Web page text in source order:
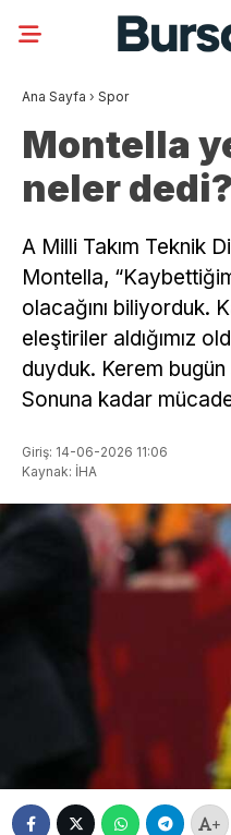
Ana Sayfa › Spor
Montella
neler dedi?
A Milli Takım Teknik
Montella,
olacağını biliyorduk.
eleştiriler aldığımız
duyduk. Kerem bugün
Sonuna kadar
Giriş: 14-06-2026 11:06
Kaynak: İHA
+